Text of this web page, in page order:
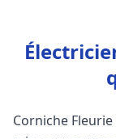
Corniche